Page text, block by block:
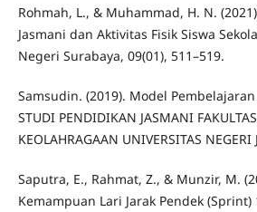
Rohmah, L., & Muhammad, H. N.
Jasmani dan Aktivitas Fisik Siswa
Negeri Surabaya, 09(01), 511–519.
Samsudin. (2019). Model Pembelajaran
STUDI PENDIDIKAN JASMANI
KEOLAHRAGAAN UNIVERSITAS NEGERI
Saputra, E., Rahmat, Z., & Munzir, M.
Kemampuan Lari Jarak Pendek (Sprint)